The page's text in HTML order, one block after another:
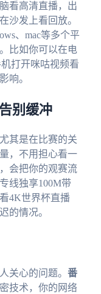
看高清直播，出
沙发上看回放。
、mac等多个平
比如你可以在电
打开咪咕视频看
响。
别缓冲
其是在比赛的关
，不用担心看一
会把你的观赛流
线独享100M带
4K世界杯直播
的情况。
关心的问题。 番
技术，你的网络